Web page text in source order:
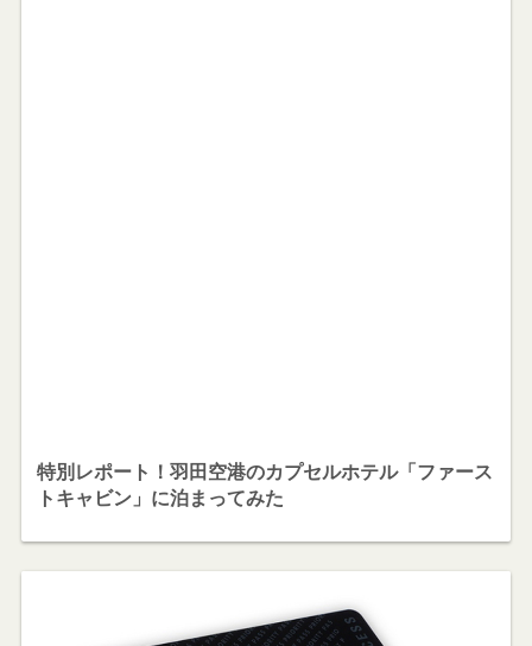
特別レポート！羽田空港のカプセルホテル「ファース
トキャビン」に泊まってみた